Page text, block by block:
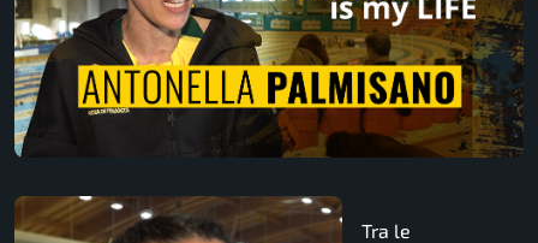
Tra le